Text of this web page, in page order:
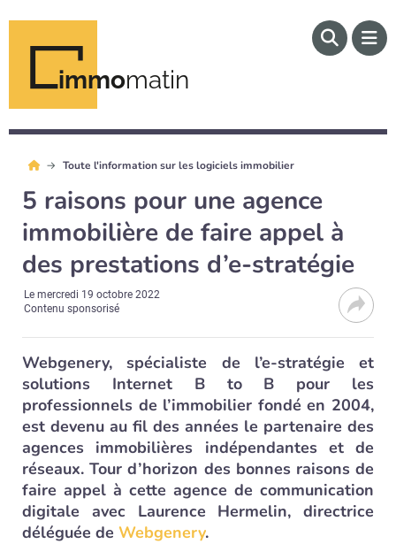
immomatin
Toute l'information sur les logiciels immobilier
5 raisons pour une agence
immobilière de faire appel à
des prestations d’e-stratégie
Lemercredi 19 octobre 2022
Contenu sponsorisé
Webgenery, spécialiste de l’e-stratégie et
solutions Internet B to B pour les
professionnels de l’immobilier fondé en 2004,
est devenu au fil des années le partenaire des
agences immobilières indépendantes et de
réseaux. Tour d’horizon des bonnes raisons de
faire appel à cette agence de communication
digitale avec Laurence Hermelin, directrice
déléguée de Webgenery.